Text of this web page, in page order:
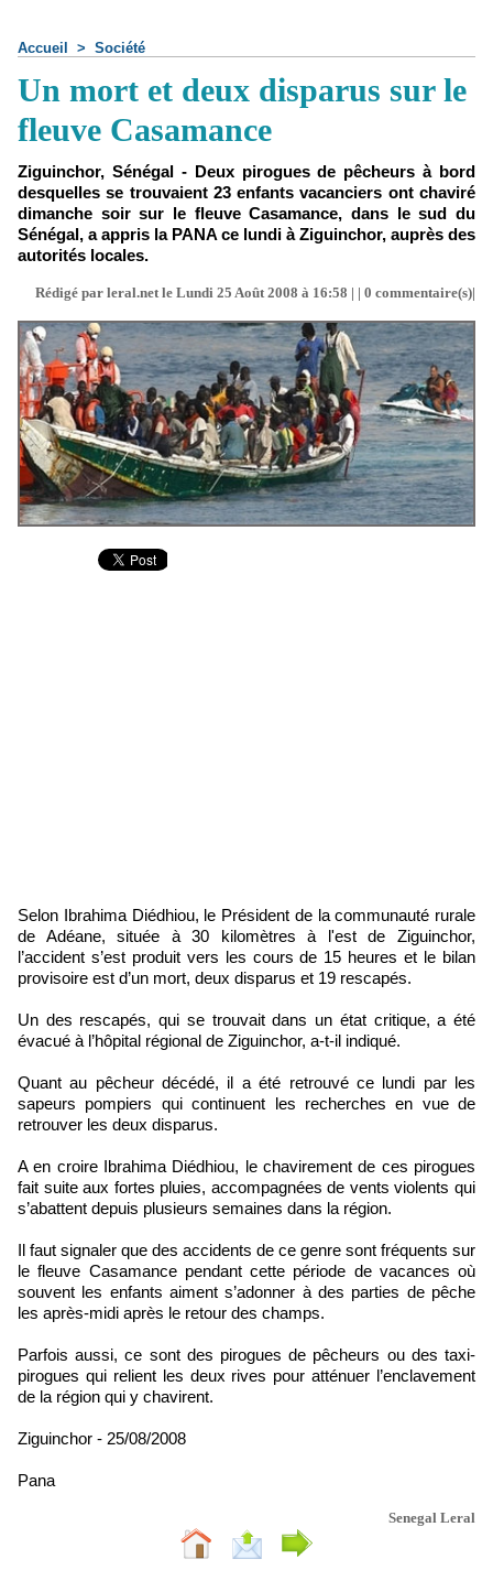
Accueil > Société
Un mort et deux disparus sur le
fleuve Casamance
Ziguinchor, Sénégal - Deux pirogues de pêcheurs à bord
desquelles se trouvaient 23 enfants vacanciers ont chaviré
dimanche soir sur le fleuve Casamance, dans le sud du
Sénégal, a appris la PANA ce lundi à Ziguinchor, auprès des
autorités locales.
Rédigé par leral.net le Lundi 25 Août 2008 à 16:58 | | 0 commentaire(s)|
Selon Ibrahima Diédhiou, le Président de la communauté rurale
de Adéane, située à 30 kilomètres à l'est de Ziguinchor,
l’accident s’est produit vers les cours de 15 heures et le bilan
provisoire est d’un mort, deux disparus et 19 rescapés.
Un des rescapés, qui se trouvait dans un état critique, a été
évacué à l’hôpital régional de Ziguinchor, a-t-il indiqué.
Quant au pêcheur décédé, il a été retrouvé ce lundi par les
sapeurs pompiers qui continuent les recherches en vue de
retrouver les deux disparus.
A en croire Ibrahima Diédhiou, le chavirement de ces pirogues
fait suite aux fortes pluies, accompagnées de vents violents qui
s’abattent depuis plusieurs semaines dans la région.
Il faut signaler que des accidents de ce genre sont fréquents sur
le fleuve Casamance pendant cette période de vacances où
souvent les enfants aiment s’adonner à des parties de pêche
les après-midi après le retour des champs.
Parfois aussi, ce sont des pirogues de pêcheurs ou des taxi-
pirogues qui relient les deux rives pour atténuer l’enclavement
de la région qui y chavirent.
Ziguinchor - 25/08/2008
Pana
Senegal Leral